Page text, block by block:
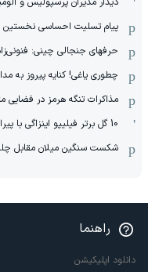
پیام تسلیت احساسی نخستین
حرفهای جنجالی چینی:
چطوری یاغی! کنایه پیروز به
مذاکرات تنگه هرمز در فضایی
10 گل برتر فیلیپو اینزاگی با پیراهن یوونتوس
شکست سنگین میلان مقابل
راهنما
دانلود اپلیکیشن